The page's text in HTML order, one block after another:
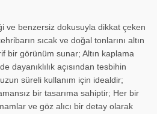
ve benzersiz dokusuyla dikkat çeken
sıcak ve doğal tonlarını altın
bir görünüm sunar; Altın kaplama
dayanıklılık açısından tesbihin
süreli kullanım için idealdir;
bir tasarıma sahiptir; Her bir
ve göz alıcı bir detay olarak